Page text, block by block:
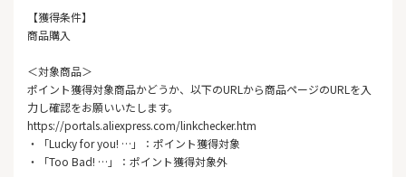
【獲得条件】
商品購入
＜対象商品＞
ポイント獲得対象商品かどうか、以下のURLから商品ページのURLを入
力し確認をお願いいたします。
https://portals.aliexpress.com/linkchecker.htm
・「Lucky for you! …」：ポイント獲得対象
・「Too Bad! …」：ポイント獲得対象外